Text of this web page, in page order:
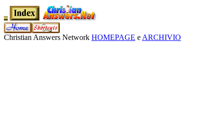
Christian Answers Network HOMEPAGE e ARCHIVIO